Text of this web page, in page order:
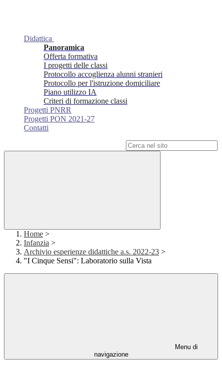
Didattica
Panoramica
Offerta formativa
I progetti delle classi
Protocollo accoglienza alunni stranieri
Protocollo per l'istruzione domiciliare
Piano utilizzo IA
Criteri di formazione classi
Progetti PNRR
Progetti PON 2021-27
Contatti
Home >
Infanzia >
Archivio esperienze didattiche a.s. 2022-23 >
"I Cinque Sensi": Laboratorio sulla Vista
Menu di
navigazione